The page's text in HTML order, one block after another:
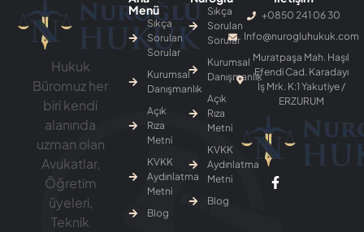
Hukuk
Büromuz her
biri kendi
alanında
uzman olan
Avukatlar,
Öğretim
üyeleri,
Teknik
Menü
Sıkça
Sorulan
Sorular
Kurumsal
Danışmanlık
Açık
Rıza
Metni
KVKK
Aydınlatma
Metni
Blog
Sıkça
Sorulan
Sorular
Kurumsal
Danışmanlık
Açık
Rıza
Metni
KVKK
Aydınlatma
Metni
Blog
+0850 241 06 30
Info@nurogluhukuk.com
Muratpaşa Mah. Haşıl
Efendi Cad. Karadayı
İş Mrk. K:1 Yakutiye /
ERZURUM